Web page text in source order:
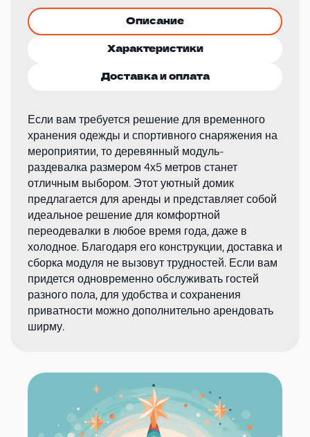
Описание
Характеристики
Доставка и оплата
Если вам требуется решение для временного
хранения одежды и спортивного снаряжения на
мероприятии, то деревянный модуль-
раздевалка размером 4х5 метров станет
отличным выбором. Этот уютный домик
предлагается для аренды и представляет собой
идеальное решение для комфортной
переодевалки в любое время года, даже в
холодное. Благодаря его конструкции, доставка и
сборка модуля не вызовут трудностей. Если вам
придется одновременно обслуживать гостей
разного пола, для удобства и сохранения
приватности можно дополнительно арендовать
ширму.